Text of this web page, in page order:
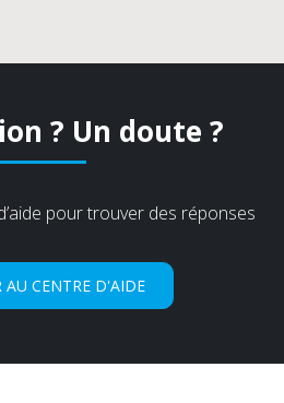
? Un doute ?
pour trouver des réponses
AU CENTRE D'AIDE